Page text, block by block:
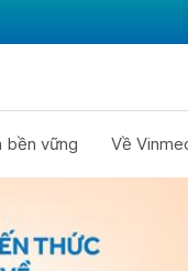
bền vững Về